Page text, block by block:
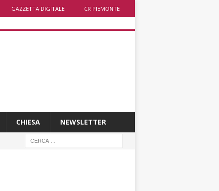
GAZZETTA DIGITALE CR PIEMONTE
CHIESA NEWSLETTER